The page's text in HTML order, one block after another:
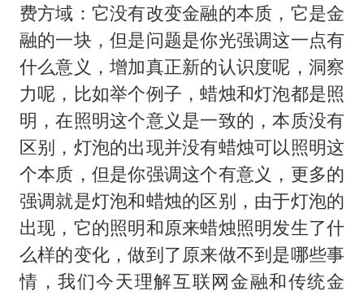
费方域：它没有改变金融的本质，它是金
融的一块，但是问题是你光强调这一点有
什么意义，增加真正新的认识度呢，洞察
力呢，比如举个例子，蜡烛和灯泡都是照
明，在照明这个意义是一致的，本质没有
区别，灯泡的出现并没有蜡烛可以照明这
个本质，但是你强调这个有意义，更多的
强调就是灯泡和蜡烛的区别，由于灯泡的
出现，它的照明和原来蜡烛照明发生了什
么样的变化，做到了原来做不到是哪些事
情，我们今天理解互联网金融和传统金